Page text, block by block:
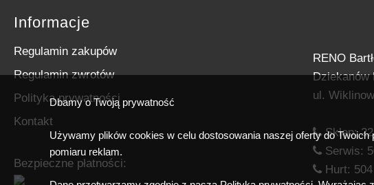
Informacje
Regulamin zakupów
Regulamin zwrotów
Polityka prywatności
Kontakt
Bezpieczne płatności:
RENO
Dziekanów
ul.
Sklep:22
Serwis:
Hurt:
Dbamy o Twoją prywatność
Używamy plików cookies w celu dostosowania naszej oferty do Twoich
pomiaru reklam.